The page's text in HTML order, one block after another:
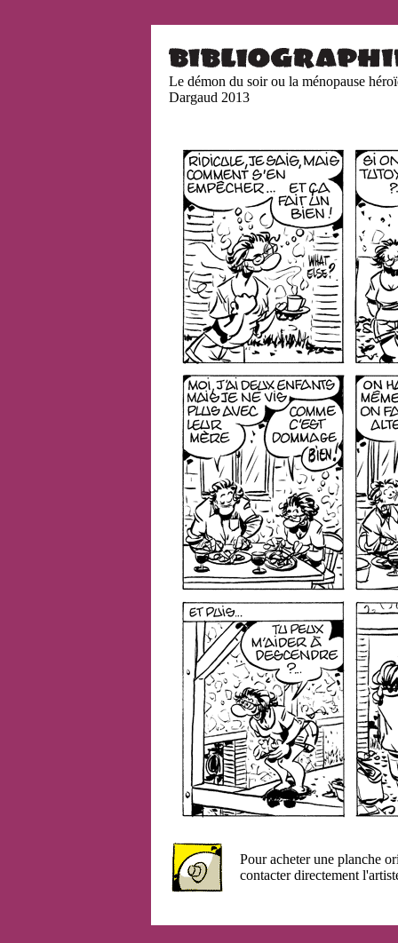
Le démon du soir ou la ménopause
Dargaud 2013
Pour acheter une planche
contacter directement